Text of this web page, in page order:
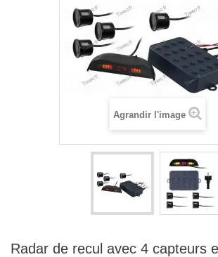
Agrandir l'image
Radar de recul avec 4 capteurs